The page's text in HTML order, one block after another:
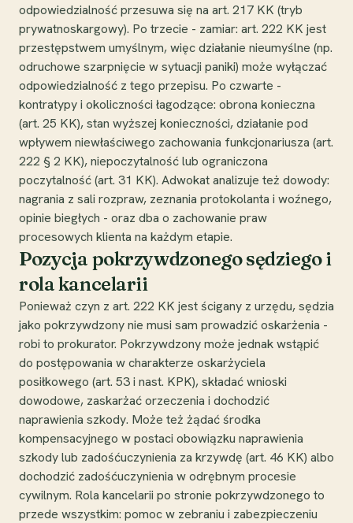
odpowiedzialność przesuwa się na art. 217 KK (tryb
prywatnoskargowy). Po trzecie - zamiar: art. 222 KK jest
przestępstwem umyślnym, więc działanie nieumyślne (np.
odruchowe szarpnięcie w sytuacji paniki) może wyłączać
odpowiedzialność z tego przepisu. Po czwarte -
kontratypy i okoliczności łagodzące: obrona konieczna
(art. 25 KK), stan wyższej konieczności, działanie pod
wpływem niewłaściwego zachowania funkcjonariusza (art.
222 § 2 KK), niepoczytalność lub ograniczona
poczytalność (art. 31 KK). Adwokat analizuje też dowody:
nagrania z sali rozpraw, zeznania protokolanta i woźnego,
opinie biegłych - oraz dba o zachowanie praw
procesowych klienta na każdym etapie.
Pozycja pokrzywdzonego sędziego i
rola kancelarii
Ponieważ czyn z art. 222 KK jest ścigany z urzędu, sędzia
jako pokrzywdzony nie musi sam prowadzić oskarżenia -
robi to prokurator. Pokrzywdzony może jednak wstąpić
do postępowania w charakterze oskarżyciela
posiłkowego (art. 53 i nast. KPK), składać wnioski
dowodowe, zaskarżać orzeczenia i dochodzić
naprawienia szkody. Może też żądać środka
kompensacyjnego w postaci obowiązku naprawienia
szkody lub zadośćuczynienia za krzywdę (art. 46 KK) albo
dochodzić zadośćuczynienia w odrębnym procesie
cywilnym. Rola kancelarii po stronie pokrzywdzonego to
przede wszystkim: pomoc w zebraniu i zabezpieczeniu